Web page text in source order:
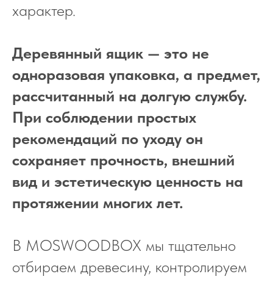
характер.
Деревянный ящик — это не
одноразовая упаковка, а предмет,
рассчитанный на долгую службу.
При соблюдении простых
рекомендаций по уходу он
сохраняет прочность, внешний
вид и эстетическую ценность на
протяжении многих лет.
В MOSWOODBOX мы тщательно
отбираем древесину, контролируем